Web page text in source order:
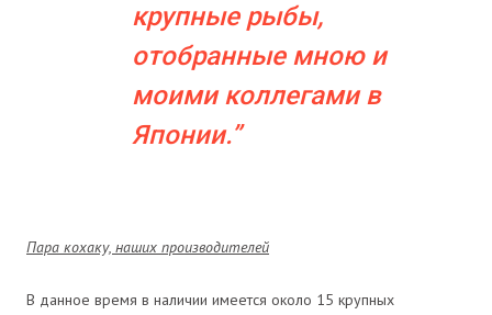
крупные рыбы,
отобранные мною и
моими коллегами в
Японии.
Пара кохаку, наших производителей
В данное время в наличии имеется около 15 крупных